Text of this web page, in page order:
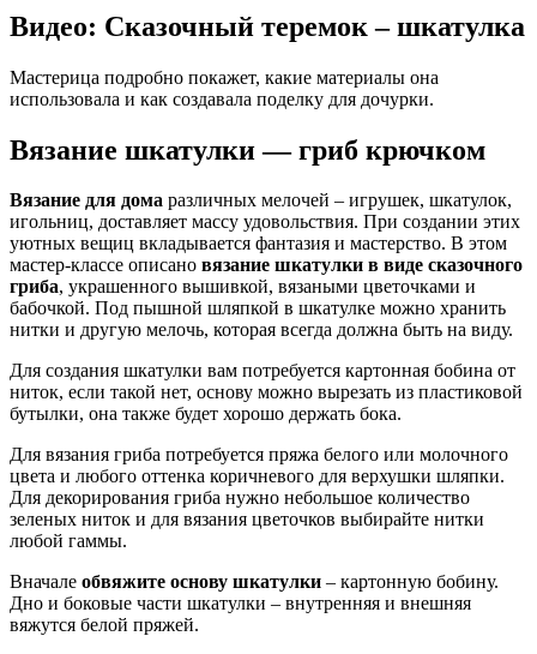
Видео: Сказочный теремок – шкатулка
Мастерица подробно покажет, какие материалы она
использовала и как создавала поделку для дочурки.
Вязание шкатулки — гриб крючком
Вязание для дома различных мелочей – игрушек, шкатулок,
игольниц, доставляет массу удовольствия. При создании этих
уютных вещиц вкладывается фантазия и мастерство. В этом
мастер-классе описано вязание шкатулки в виде сказочного
гриба, украшенного вышивкой, вязаными цветочками и
бабочкой. Под пышной шляпкой в шкатулке можно хранить
нитки и другую мелочь, которая всегда должна быть на виду.
Для создания шкатулки вам потребуется картонная бобина от
ниток, если такой нет, основу можно вырезать из пластиковой
бутылки, она также будет хорошо держать бока.
Для вязания гриба потребуется пряжа белого или молочного
цвета и любого оттенка коричневого для верхушки шляпки.
Для декорирования гриба нужно небольшое количество
зеленых ниток и для вязания цветочков выбирайте нитки
любой гаммы.
Вначале обвяжите основу шкатулки – картонную бобину.
Дно и боковые части шкатулки – внутренняя и внешняя
вяжутся белой пряжей.